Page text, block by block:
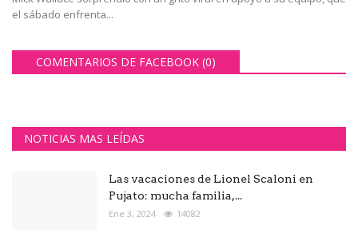
el sábado enfrenta...
COMENTARIOS DE FACEBOOK (0)
NOTICIAS MAS LEÍDAS
Las vacaciones de Lionel Scaloni en
Pujato: mucha familia,...
Ene 3, 2024 14082